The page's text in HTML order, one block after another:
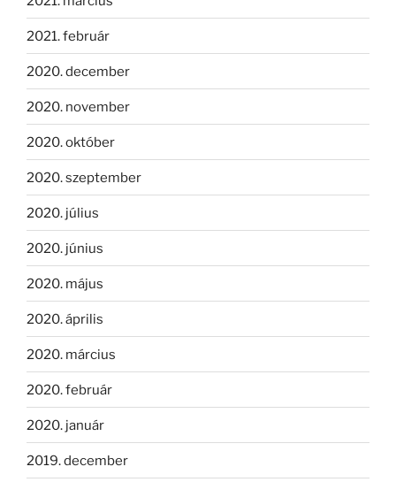
2021. február
2020. december
2020. november
2020. október
2020. szeptember
2020. július
2020. június
2020. május
2020. április
2020. március
2020. február
2020. január
2019. december